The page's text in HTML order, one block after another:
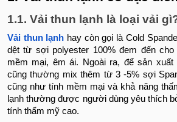
1.1. Vải thun lạnh là loại vải
Vải thun lạnh hay còn gọi là Cold
dệt từ sợi polyester 100% đem đến
mềm mại, êm ái. Ngoài ra, để sản
cũng thường mix thêm từ 3 -5% sợi
cũng như tính mềm mại và khả năng
lạnh thường được người dùng yêu thích
tính thẩm mỹ cao.